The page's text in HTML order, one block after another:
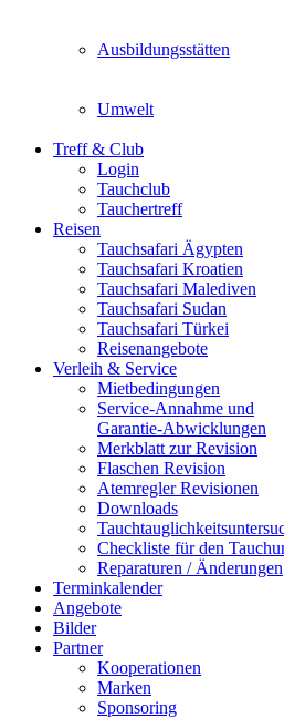
Ausbildungsstätten
Umwelt
Treff & Club
Login
Tauchclub
Tauchertreff
Reisen
Tauchsafari Ägypten
Tauchsafari Kroatien
Tauchsafari Malediven
Tauchsafari Sudan
Tauchsafari Türkei
Reisenangebote
Verleih & Service
Mietbedingungen
Service-Annahme und
Garantie-Abwicklungen
Merkblatt zur Revision
Flaschen Revision
Atemregler Revisionen
Downloads
Checkliste für den
Reparaturen / Änderungen
Terminkalender
Angebote
Bilder
Partner
Kooperationen
Marken
Sponsoring